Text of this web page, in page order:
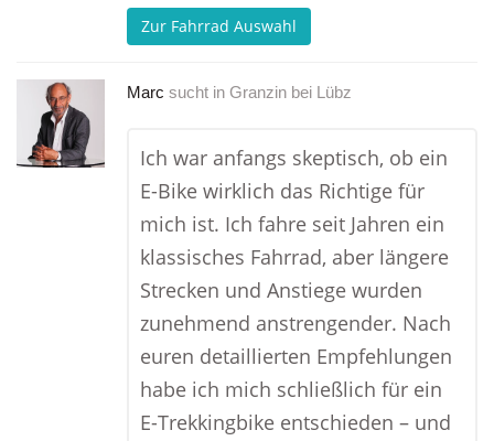
Zur Fahrrad Auswahl
Marc sucht in Granzin bei Lübz
Ich war anfangs skeptisch, ob ein
E-Bike wirklich das Richtige für
mich ist. Ich fahre seit Jahren ein
klassisches Fahrrad, aber längere
Strecken und Anstiege wurden
zunehmend anstrengender. Nach
euren detaillierten Empfehlungen
habe ich mich schließlich für ein
E-Trekkingbike entschieden – und